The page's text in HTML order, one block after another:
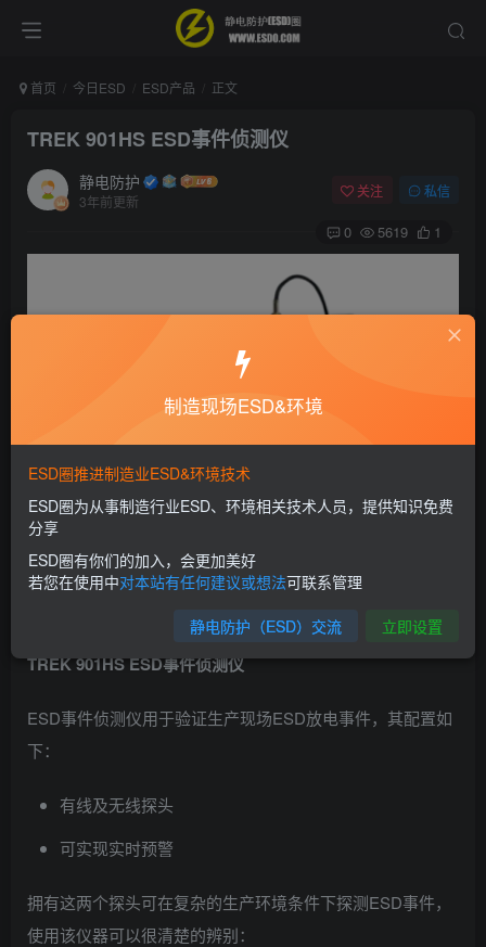
首页 今日ESD ESD产品 正文
TREK 901HS ESD事件侦测仪
静电防护
3年前更新
关注 私信
0 5619 1
图片来源于网络
TREK 901HS ESD事件侦测仪
ESD事件侦测仪用于验证生产现场ESD放电事件，其配置如
下：
有线及无线探头
可实现实时预警
拥有这两个探头可在复杂的生产环境条件下探测ESD事件，
使用该仪器可以很清楚的辨别：
制造现场ESD&环境
ESD圈推进制造业ESD&环境技术
ESD圈为从事制造行业ESD、环境相关技术人员，提供知识免费
分享
ESD圈有你们的加入，会更加美好
若您在使用中对本站有任何建议或想法可联系管理
静电防护（ESD）交流 立即设置